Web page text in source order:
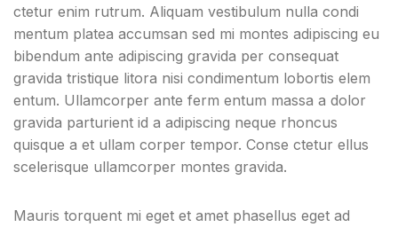
ctetur enim rutrum. Aliquam vestibulum nulla condi
mentum platea accumsan sed mi montes adipiscing eu
bibendum ante adipiscing gravida per consequat
gravida tristique litora nisi condimentum lobortis elem
entum. Ullamcorper ante ferm entum massa a dolor
gravida parturient id a adipiscing neque rhoncus
quisque a et ullam corper tempor. Conse ctetur ellus
scelerisque ullamcorper montes gravida.
Mauris torquent mi eget et amet phasellus eget ad